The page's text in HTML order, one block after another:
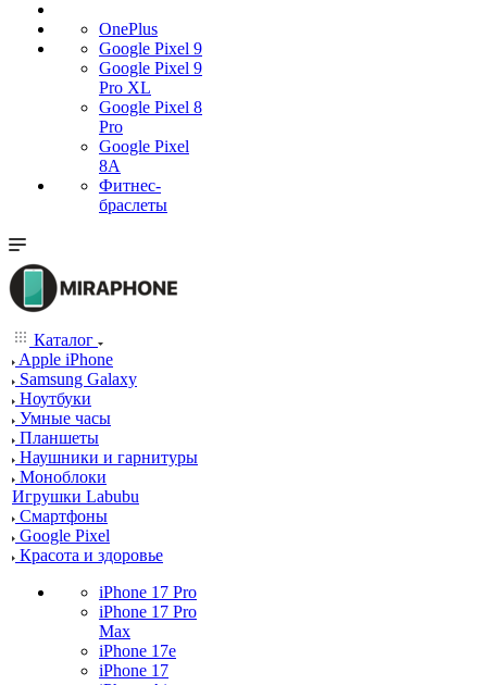
OnePlus
Google Pixel 9
Google Pixel 9
Pro XL
Google Pixel 8
Pro
Google Pixel
8A
Фитнес-
браслеты
Каталог
Apple iPhone
Samsung Galaxy
Ноутбуки
Умные часы
Планшеты
Наушники и гарнитуры
Моноблоки
Игрушки Labubu
Смартфоны
Google Pixel
Красота и здоровье
iPhone 17 Pro
iPhone 17 Pro
Max
iPhone 17e
iPhone 17